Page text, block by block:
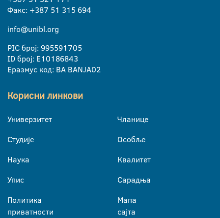
Факс: +387 51 315 694
info@unibl.org
PIC број: 995591705
ID број: E10186843
Еразмус код: BA BANJA02
Корисни линкови
Универзитет
Студије
Наука
Упис
Политика
приватности
Чланице
Особље
Квалитет
Сарадња
Мапа
сајта